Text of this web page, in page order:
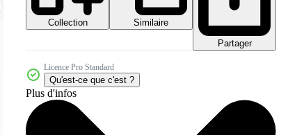
Collection
Similaire
Partager
Licence Pro Standard
Qu'est-ce que c'est ?
Plus d'infos